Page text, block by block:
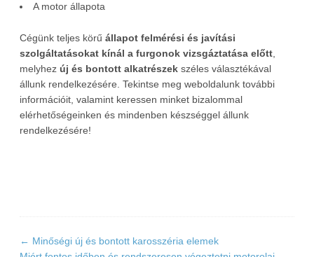
A motor állapota
Cégünk teljes körű állapot felmérési és javítási
szolgáltatásokat kínál a furgonok vizsgáztatása előtt
melyhez új és bontott alkatrészek széles választékával
állunk rendelkezésére. Tekintse meg weboldalunk további
információit, valamint keressen minket bizalommal
elérhetőségeinken és mindenben készséggel állunk
rendelkezésére!
← Minőségi új és bontott karosszéria elemek